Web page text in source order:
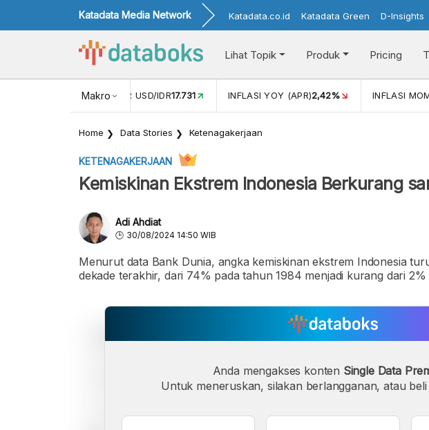
Katadata Media Network Katadata.co.id Katadata Green D-Insights
Lihat Topik Produk Pricing
Makro
NILAI TUKAR USD/IDR17.731 INFLASI YOY (APR)2,42% INFLASI
Home Data Stories Ketenagakerjaan
KETENAGAKERJAAN
Kemiskinan Ekstrem Indonesia Berkurang
Adi Ahdiat
30/08/2024 14:50 WIB
Menurut data Bank Dunia, angka kemiskinan ekstrem Indonesia
dekade terakhir, dari 74% pada tahun 1984 menjadi kurang dari
Anda mengakses konten Single Data
Untuk meneruskan, silakan berlangganan, atau